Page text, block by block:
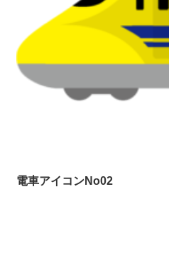
電車アイコンNo02